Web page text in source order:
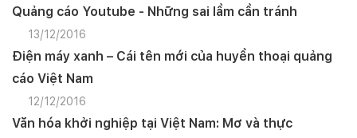
Quảng cáo Youtube - Những sai lầm cần tránh
13/12/2016
Điện máy xanh – Cái tên mới của huyền thoại quảng
cáo Việt Nam
12/12/2016
Văn hóa khởi nghiệp tại Việt Nam: Mơ và thực